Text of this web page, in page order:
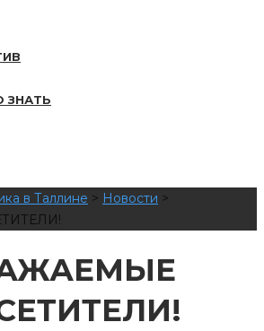
ЗНАТЬ
в Таллине > Новости >